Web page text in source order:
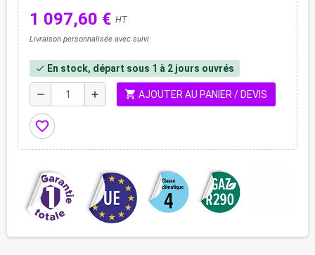
1 097,60 € HT
Livraison personnalisée avec suivi
check En stock, départ sous 1 à 2 jours ouvrés
remove add shopping_cart AJOUTER AU PANIER / DEVIS
favorite_border